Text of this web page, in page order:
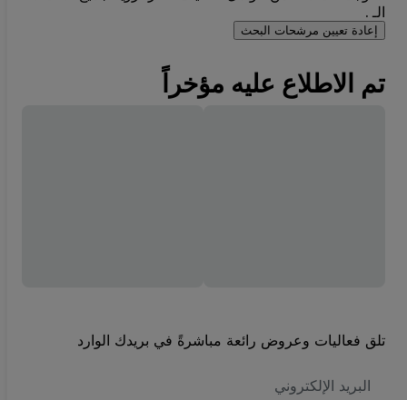
الـ .
إعادة تعيين مرشحات البحث
تم الاطلاع عليه مؤخراً
تلق فعاليات وعروض رائعة مباشرةً في بريدك الوارد
الاكتروني